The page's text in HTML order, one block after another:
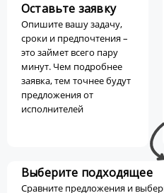
Оставьте заявку
Опишите вашу задачу,
сроки и предпочтения –
это займет всего пару
минут. Чем подробнее
заявка, тем точнее будут
предложения от
исполнителей
Выберите подходящее
Сравните предложения и